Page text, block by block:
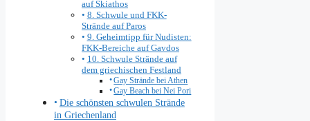
auf Skiathos
8. Schwule und FKK-
Strände auf Paros
9. Geheimtipp für Nudisten:
FKK-Bereiche auf Gavdos
10. Schwule Strände auf
dem griechischen Festland
Gay Strände bei Athen
Gay Beach bei Nei Pori
Die schönsten schwulen Strände
in Griechenland